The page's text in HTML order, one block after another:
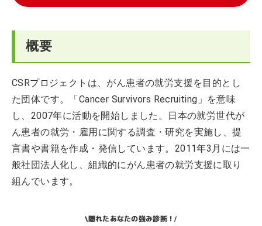
概要
CSRプロジェクトは、がん患者の就労支援を目的とし
た団体です。「Cancer Survivors Recruiting」を意味
し、2007年に活動を開始しました。日本の就労世代が
ん患者の就労・雇用に関する調査・研究を実施し、提
言書や書籍を作成・発信しています。2011年3月には一
般社団法人化し、組織的にがん患者の就労支援に取り
組んでいます。
\隠れたあなたの強み診断！/